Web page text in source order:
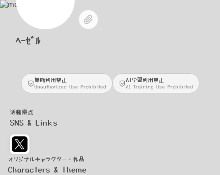
ﾍｰｾﾞﾙ
無断利用禁止
Unauthorized Use Prohibited
AI学習利用禁止
AI Training Use Prohibited
活動拠点
SNS & Links
オリジナルキャラクター・作品
Characters & Theme